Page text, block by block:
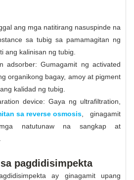
ang mga natitirang nasuspinde na
sa tubig sa pamamagitan ng
ang kalinisan ng tubig.
Gumagamit ng activated
organikong bagay, amoy at pigment
kalidad ng tubig.
device: Gaya ng ultrafiltration,
sa reverse osmosis, ginagamit
natutunaw na sangkap at
pagdidisimpekta
ay ginagamit upang